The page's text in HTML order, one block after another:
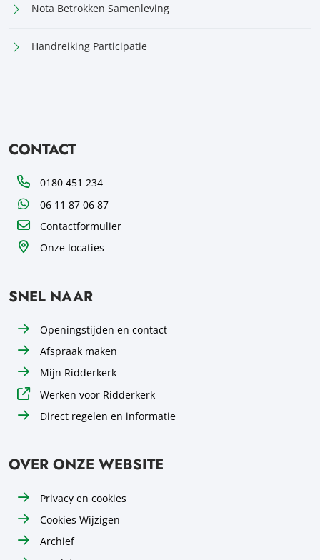
Nota Betrokken Samenleving
Handreiking Participatie
CONTACT
Telefoon0180 451 234
WhatsApp06 11 87 06 87
Contactformulier
Onze locaties
SNEL NAAR
Openingstijden en contact
Afspraak maken
Mijn Ridderkerk
Werken voor Ridderkerk
Direct regelen en informatie
OVER ONZE WEBSITE
Privacy en cookies
Cookies Wijzigen
Archief